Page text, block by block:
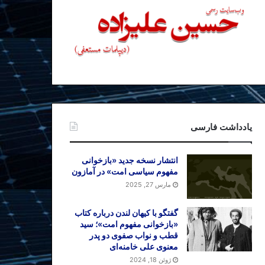
یادداشت فارسی
انتشار نسخه جدید «بازخوانی
مفهوم سیاسی امت» در آمازون
مارس 27, 2025
گفتگو با کیهان لندن درباره کتاب
«بازخوانی مفهوم امت»؛ سید
قطب و نواب صفوی دو پدر
معنوی علی خامنه‌ای
ژوئن 18, 2024